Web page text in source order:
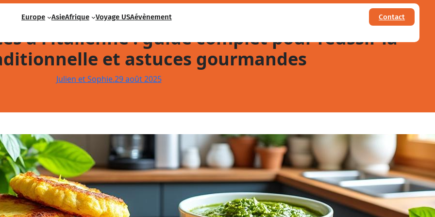
Europe AsieAfrique Voyage USAévènement Contact
à l’italienne : guide complet pour réussir la
et astuces gourmandes
Julien et Sophie.29 août 2025